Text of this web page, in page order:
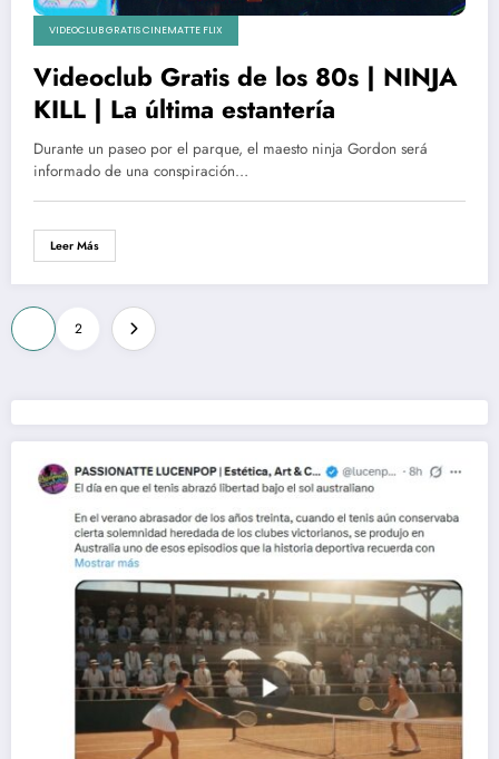
VIDEOCLUB GRATIS CINEMATTE FLIX
Videoclub Gratis de los 80s | NINJA
KILL | La última estantería
Durante un paseo por el parque, el maesto ninja Gordon será
informado de una conspiración…
Leer Más
Paginación
de
entradas
2